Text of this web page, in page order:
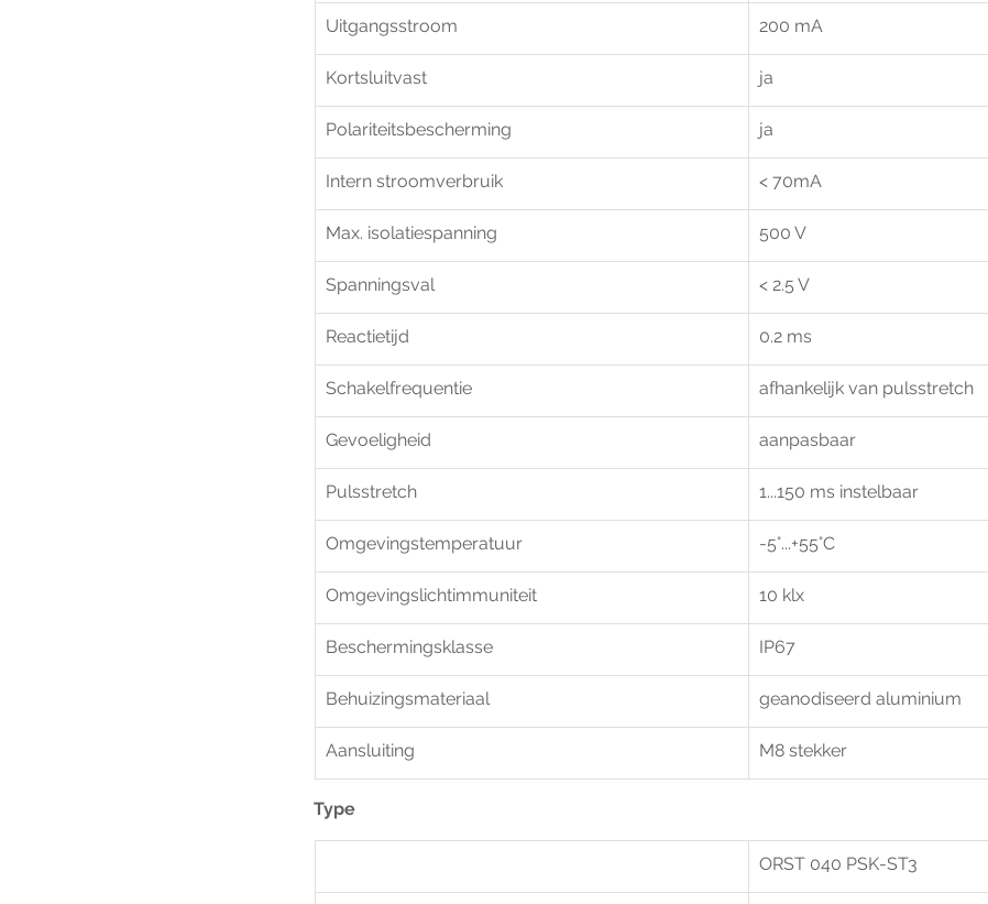
Uitgangsstroom
Kortsluitvast ja
Polariteitsbescherming ja
Intern stroomverbruik
Max. isolatiespanning 500 V
Spanningsval < 2.5 V
Reactietijd 0.2 ms
Schakelfrequentie afhankelijk van pulsstretch
Gevoeligheid aanpasbaar
Pulsstretch 1...150 ms instelbaar
Omgevingstemperatuur -5°...+55°C
Omgevingslichtimmuniteit 10 klx
Beschermingsklasse IP67
Behuizingsmateriaal geanodiseerd aluminium
Aansluiting M8 stekker
Type
ORST 040 PSK-ST3